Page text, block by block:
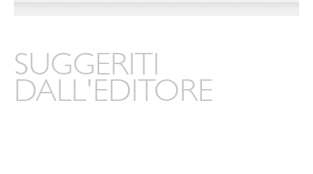
SUGGERITI
DALL'EDITORE